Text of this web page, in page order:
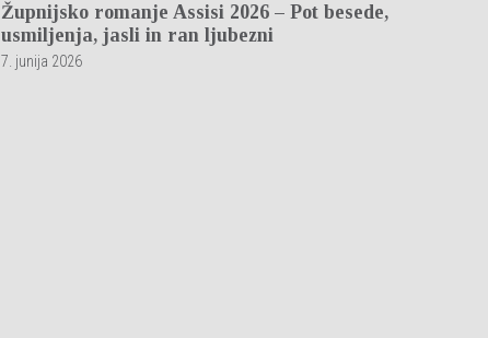
Župnijsko romanje Assisi 2026 – Pot besede,
usmiljenja, jasli in ran ljubezni
7. junija 2026